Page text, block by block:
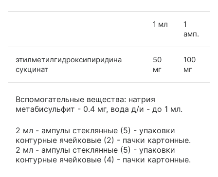
1 мл
1
амп.
этилметилгидроксипиридина
сукцинат
50
мг
100
мг
Вспомогательные вещества: натрия
метабисульфит - 0.4 мг, вода д/и - до 1 мл.
2 мл - ампулы стеклянные (5) - упаковки
контурные ячейковые (2) - пачки картонные.
2 мл - ампулы стеклянные (5) - упаковки
контурные ячейковые (4) - пачки картонные.